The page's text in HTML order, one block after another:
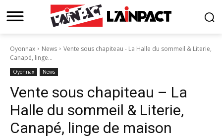
Oyonnax News
Vente sous chapiteau - La Halle du sommeil & Literie,
Canapé, linge...
Oyonnax News
Vente sous chapiteau – La
Halle du sommeil & Literie,
Canapé, linge de maison